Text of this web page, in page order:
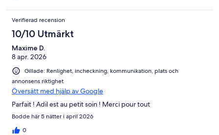
Verifierad recension
10/10 Utmärkt
Maxime D.
8 apr. 2026
Gillade: Renlighet, incheckning, kommunikation, plats och
annonsens riktighet
Översätt med hjälp av Google
Parfait ! Adil est au petit soin ! Merci pour tout
Bodde här 5 nätter i april 2026
0